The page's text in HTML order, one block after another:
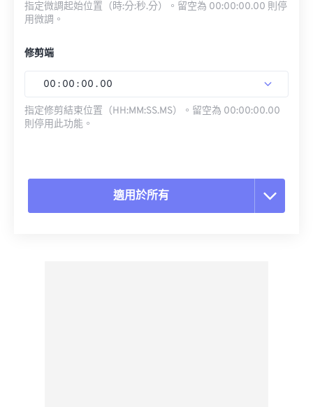
指定微調起始位置（時:分:秒.分）。留空為 00:00:00.00 則停
用微調。
修剪端
00 : 00 : 00 . 00
指定修剪結束位置（HH:MM:SS.MS）。留空為 00:00:00.00
則停用此功能。
適用於所有